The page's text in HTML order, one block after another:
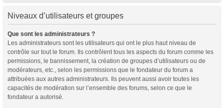
Niveaux d’utilisateurs et groupes
Que sont les administrateurs ?
Les administrateurs sont les utilisateurs qui ont le plus haut niveau de
contrôle sur tout le forum. Ils contrôlent tous les aspects du forum comme les
permissions, le bannissement, la création de groupes d’utilisateurs ou de
modérateurs, etc., selon les permissions que le fondateur du forum a
attribuées aux autres administrateurs. Ils peuvent aussi avoir toutes les
capacités de modération sur l’ensemble des forums, selon ce que le
fondateur a autorisé.